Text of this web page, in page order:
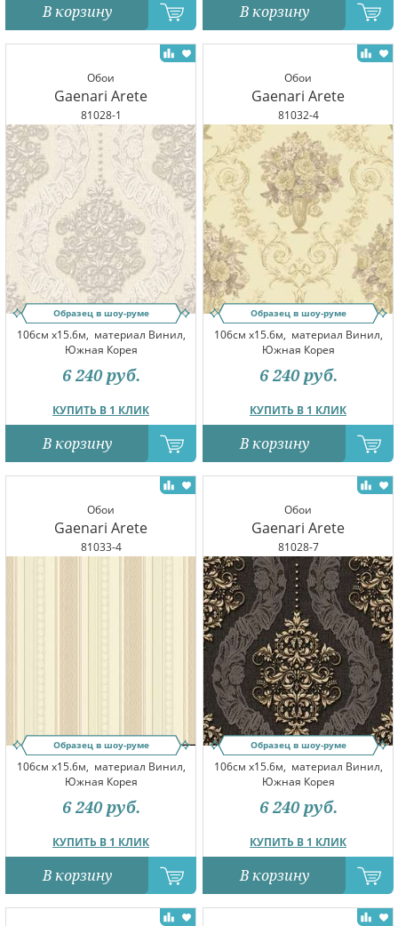
В корзину В корзину
Обои
Gaenari Arete
81028-1
Образец в шоу-руме
106см x15.6м, материал Винил,
Южная Корея
КУПИТЬ В 1 КЛИК
6 240 руб.
В корзину
Обои
Gaenari Arete
81032-4
Образец в шоу-руме
106см x15.6м, материал Винил,
Южная Корея
КУПИТЬ В 1 КЛИК
6 240 руб.
В корзину
Обои
Gaenari Arete
81033-4
Образец в шоу-руме
106см x15.6м, материал Винил,
Южная Корея
КУПИТЬ В 1 КЛИК
6 240 руб.
В корзину
Обои
Gaenari Arete
81028-7
Образец в шоу-руме
106см x15.6м, материал Винил,
Южная Корея
КУПИТЬ В 1 КЛИК
6 240 руб.
В корзину